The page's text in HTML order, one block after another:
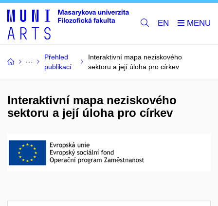
EN
Přehled
publikací
Interaktivní mapa neziskového
sektoru a její úloha pro církev
Interaktivní mapa neziskového
sektoru a její úloha pro církev